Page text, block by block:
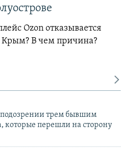
Ozon отказывается
Крым? В чем причина?
трем бывшим
которые перешли на сторону